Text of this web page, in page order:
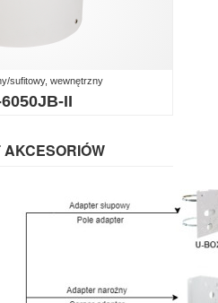
sufitowy, wewnętrzny
II